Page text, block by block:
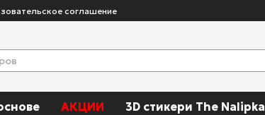
соглашение
АКЦИИ 3D стикери The Nalipka